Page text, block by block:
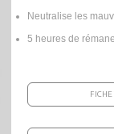
Neutralise les
5 heures de